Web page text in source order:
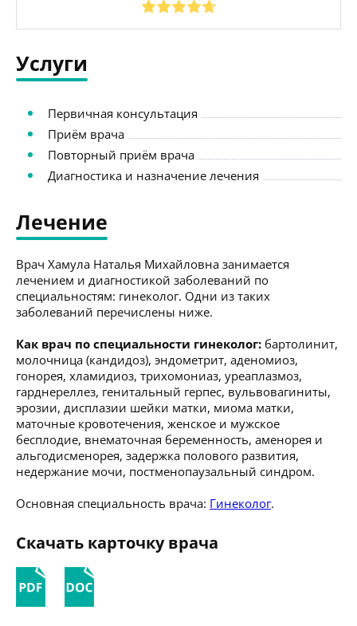
Услуги
Первичная консультация
Приём врача
Повторный приём врача
Диагностика и назначение лечения
Лечение
Врач Хамула Наталья Михайловна занимается
лечением и диагностикой заболеваний по
специальностям: гинеколог. Одни из таких
заболеваний перечислены ниже.
Как врач по специальности гинеколог: бартолинит,
молочница (кандидоз), эндометрит, аденомиоз,
гонорея, хламидиоз, трихомониаз, уреаплазмоз,
гарднереллез, генитальный герпес, вульвовагиниты,
эрозии, дисплазии шейки матки, миома матки,
маточные кровотечения, женское и мужское
бесплодие, внематочная беременность, аменорея и
альгодисменорея, задержка полового развития,
недержание мочи, постменопаузальный синдром.
Основная специальность врача: Гинеколог.
Скачать карточку врача